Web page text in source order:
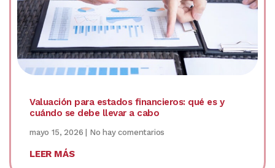
Valuación para estados financieros: qué es y
cuándo se debe llevar a cabo
mayo 15, 2026 No hay comentarios
LEER MÁS